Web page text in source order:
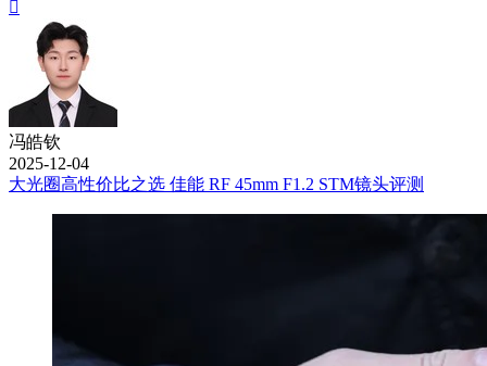

冯皓钦
2025-12-04
大光圈高性价比之选 佳能 RF 45mm F1.2 STM镜头评测